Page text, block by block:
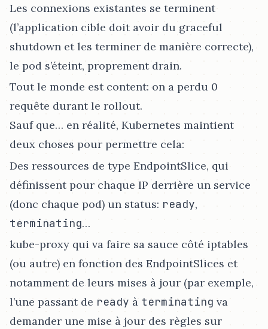
Les connexions existantes se terminent
(l’application cible doit avoir du graceful
shutdown et les terminer de manière correcte),
le pod s’éteint, proprement drain.
Tout le monde est content: on a perdu 0
requête durant le rollout.
Sauf que…​ en réalité, Kubernetes maintient
deux choses pour permettre cela:
Des ressources de type EndpointSlice, qui
définissent pour chaque IP derrière un service
(donc chaque pod) un status: ready,
terminating…​
kube-proxy qui va faire sa sauce côté iptables
(ou autre) en fonction des EndpointSlices et
notamment de leurs mises à jour (par exemple,
l’une passant de ready à terminating va
demander une mise à jour des règles sur